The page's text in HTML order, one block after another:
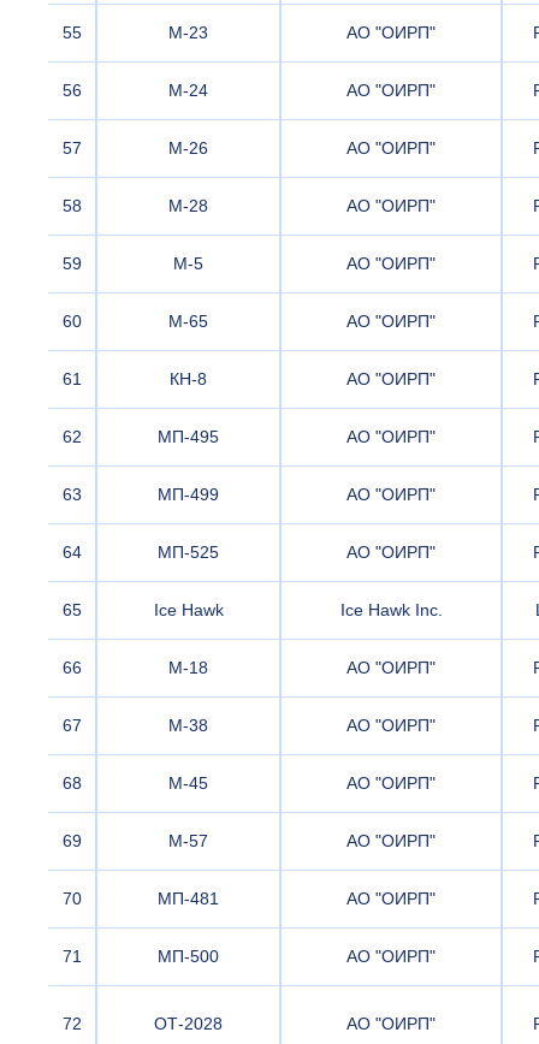
55 М-23 АО "ОИРП"
56 М-24 АО "ОИРП"
57 М-26 АО "ОИРП"
58 М-28 АО "ОИРП"
59 М-5 АО "ОИРП"
60 М-65 АО "ОИРП"
61 КН-8 АО "ОИРП"
62 МП-495 АО "ОИРП"
63 МП-499 АО "ОИРП"
64 МП-525 АО "ОИРП"
65 Ice Hawk Ice Hawk Inc.
66 М-18 АО "ОИРП"
67 М-38 АО "ОИРП"
68 М-45 АО "ОИРП"
69 М-57 АО "ОИРП"
70 МП-481 АО "ОИРП"
71 МП-500 АО "ОИРП"
72 ОТ-2028 АО "ОИРП"